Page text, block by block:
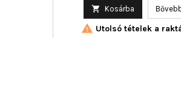
 Kosárba
 Utolsó tételek a